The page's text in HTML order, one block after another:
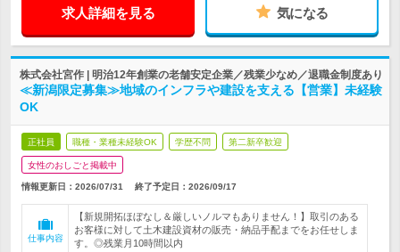
求人詳細を見る 気になる
株式会社宮作 | 明治12年創業の老舗安定企業／残業少なめ／退職金制度あり
≪新潟限定募集≫地域のインフラや建設を支える【営業】未経験
OK
正社員 職種・業種未経験OK 学歴不問 第二新卒歓迎
女性のおしごと掲載中
情報更新日：2026/07/31 終了予定日： 2026/09/17
仕事内容
【新規開拓ほぼなし＆厳しいノルマもありません！】取引のある
お客様に対して土木建設資材の販売・納品手配までをお任せしま
す。◎残業月10時間以内